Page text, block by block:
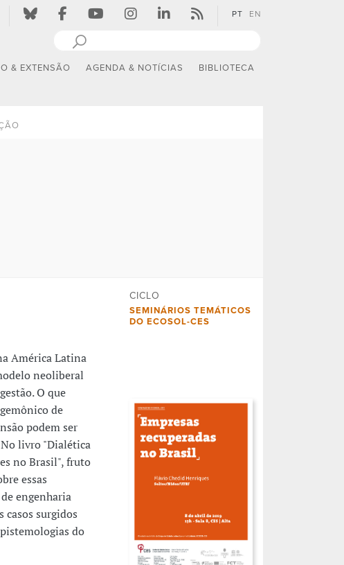
PT EN
& EXTENSÃO AGENDA & NOTÍCIAS BIBLIOTECA
América Latina
neoliberal
O que
de
podem ser
livro "Dialética
no Brasil", fruto
essas
engenharia
surgidos
do
CICLO
SEMINÁRIOS TEMÁTICOS
DO ECOSOL-CES